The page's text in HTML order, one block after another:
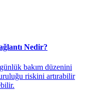
Nedir?
bakım düzenini
riskini artırabilir